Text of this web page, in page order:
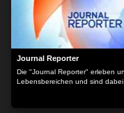
Journal Reporter
Die "Journal Reporter" erleben
Lebensbereichen und sind dabei